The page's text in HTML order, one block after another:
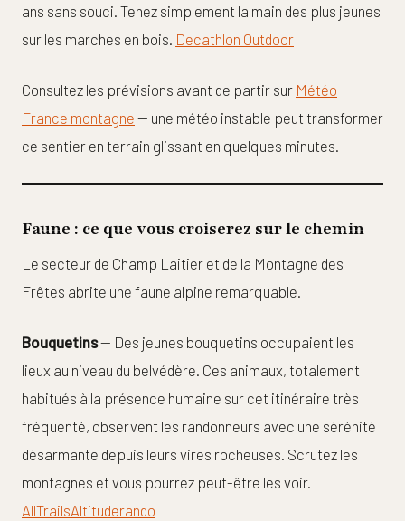
ans sans souci. Tenez simplement la main des plus jeunes
sur les marches en bois. Decathlon Outdoor
Consultez les prévisions avant de partir sur Météo
France montagne — une météo instable peut transformer
ce sentier en terrain glissant en quelques minutes.
Faune : ce que vous croiserez sur le chemin
Le secteur de Champ Laitier et de la Montagne des
Frêtes abrite une faune alpine remarquable.
Bouquetins— Des jeunes bouquetins occupaient les
lieux au niveau du belvédère. Ces animaux, totalement
habitués à la présence humaine sur cet itinéraire très
fréquenté, observent les randonneurs avec une sérénité
désarmante depuis leurs vires rocheuses. Scrutez les
montagnes et vous pourrez peut-être les voir.
AllTrailsAltituderando